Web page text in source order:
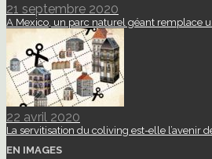
21 septembre 2020
A Mexico, un parc naturel géant remplace
22 avril 2020
La servitisation du coliving est-elle l’avenir
EN IMAGES